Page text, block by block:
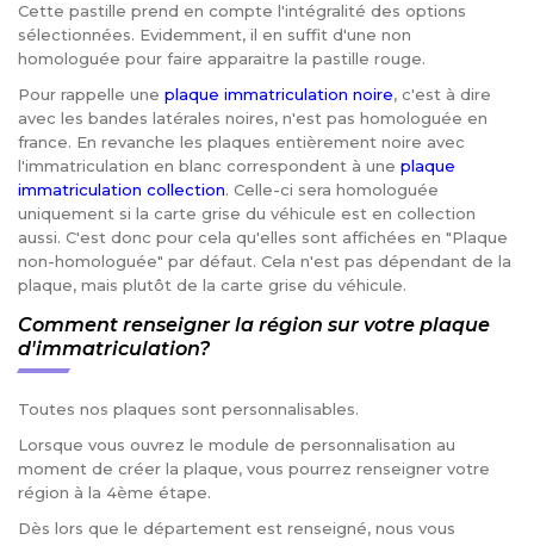
Cette pastille prend en compte l'intégralité des options
sélectionnées. Evidemment, il en suffit d'une non
homologuée pour faire apparaitre la pastille rouge.
Pour rappelle une plaque immatriculation noire, c'est à dire
avec les bandes latérales noires, n'est pas homologuée en
france. En revanche les plaques entièrement noire avec
l'immatriculation en blanc correspondent à une plaque
immatriculation collection. Celle-ci sera homologuée
uniquement si la carte grise du véhicule est en collection
aussi. C'est donc pour cela qu'elles sont affichées en "Plaque
non-homologuée" par défaut. Cela n'est pas dépendant de la
plaque, mais plutôt de la carte grise du véhicule.
Comment renseigner la région sur votre plaque
d'immatriculation?
Toutes nos plaques sont personnalisables.
Lorsque vous ouvrez le module de personnalisation au
moment de créer la plaque, vous pourrez renseigner votre
région à la 4ème étape.
Dès lors que le département est renseigné, nous vous